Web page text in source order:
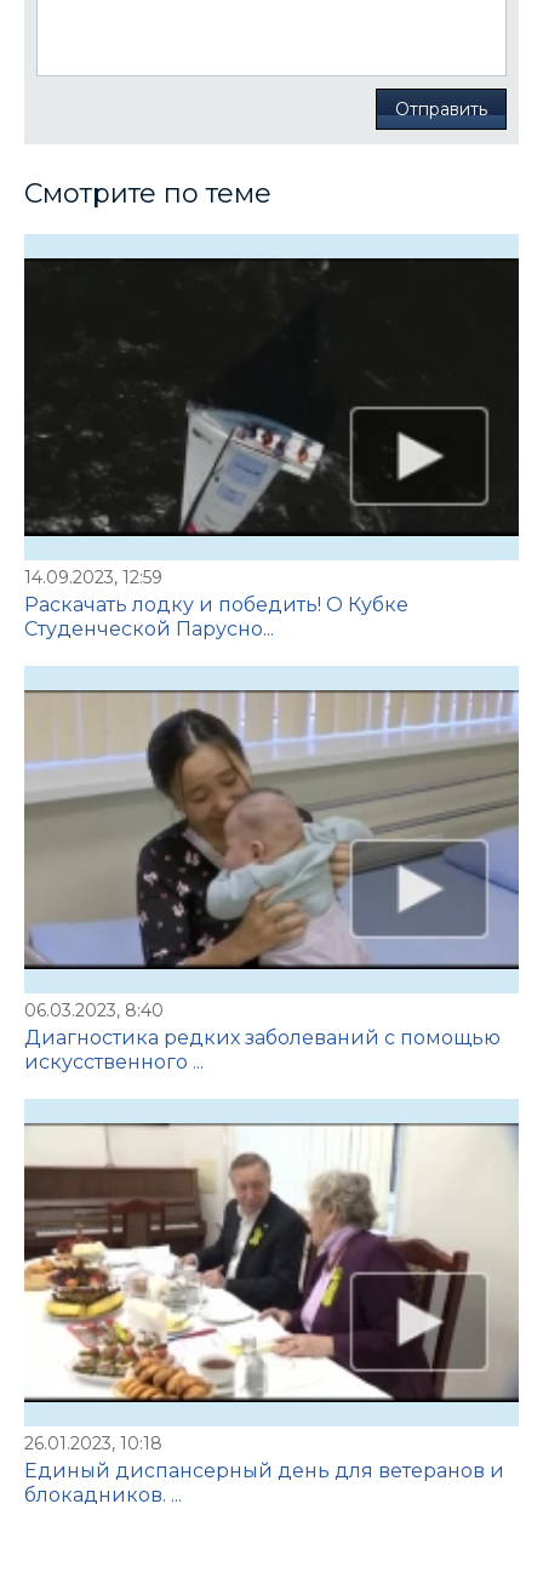
Отправить
Смотрите по теме
14.09.2023, 12:59
Раскачать лодку и победить! О Кубке
Студенческой Парусно...
06.03.2023, 8:40
Диагностика редких заболеваний с помощью
искусственного ...
26.01.2023, 10:18
Единый диспансерный день для ветеранов и
блокадников. ...